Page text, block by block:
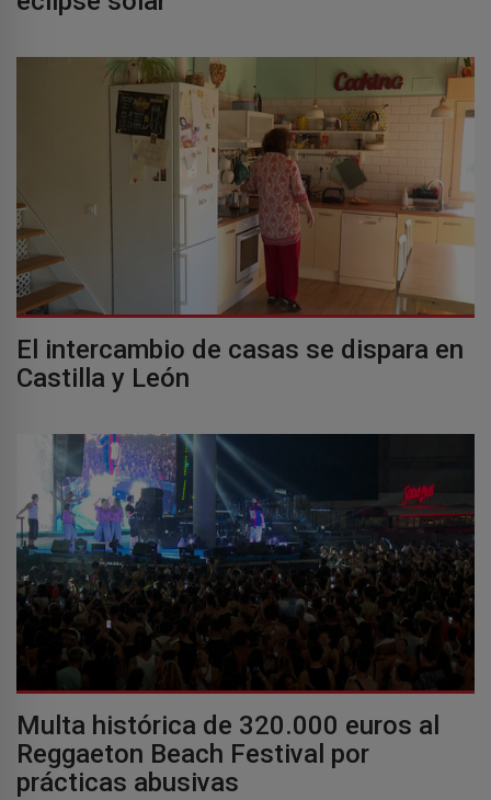
El intercambio de casas se dispara en
Castilla y León
Multa histórica de 320.000 euros al
Reggaeton Beach Festival por
prácticas abusivas